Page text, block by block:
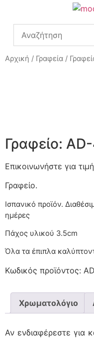
Αρχική / Γραφεία /
Γραφείο:
Επικοινωνήστε για τιμή
Γραφείο.
Ισπανικό προϊόν.
Πάχος υλικού 3.5cm
Όλα τα έπιπλα
Κωδικός προϊόντος:
Χρωματολόγιο
Αν ενδιαφέρεστε για